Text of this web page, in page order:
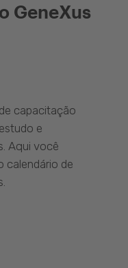
GeneXus
capacitação
e
Aqui você
calendário de